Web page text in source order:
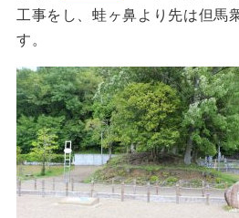
工事をし、蛙ヶ鼻より先は但馬
す。